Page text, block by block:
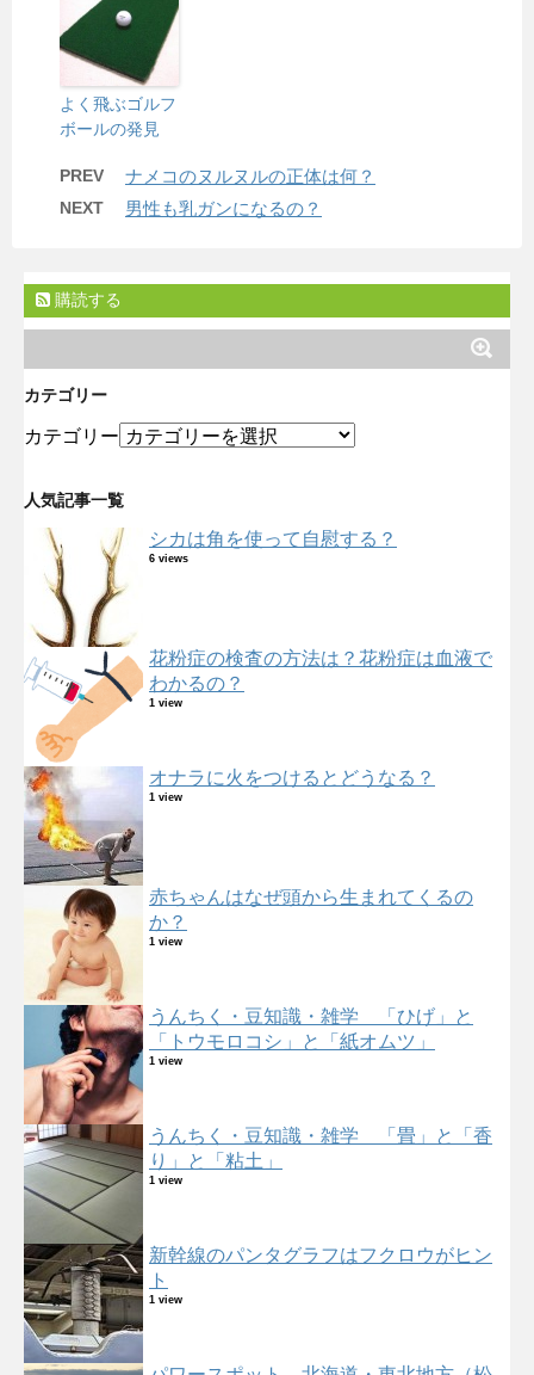
よく飛ぶゴルフ
ボールの発見
PREV ナメコのヌルヌルの正体は何？
NEXT 男性も乳ガンになるの？
購読する
カテゴリー
カテゴリー
人気記事一覧
シカは角を使って自慰する？
6 views
花粉症の検査の方法は？花粉症は血液で
わかるの？
1 view
オナラに火をつけるとどうなる？
1 view
赤ちゃんはなぜ頭から生まれてくるの
か？
1 view
うんちく・豆知識・雑学 「ひげ」と
「トウモロコシ」と「紙オムツ」
1 view
うんちく・豆知識・雑学 「畳」と「香
り」と「粘土」
1 view
新幹線のパンタグラフはフクロウがヒン
ト
1 view